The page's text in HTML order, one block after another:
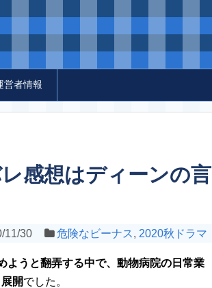
営者情報
感想はディーンの言
11/30 危険なビーナス, 2020秋ドラマ
ようと翻弄する中で、動物病院の日常業
開でした。